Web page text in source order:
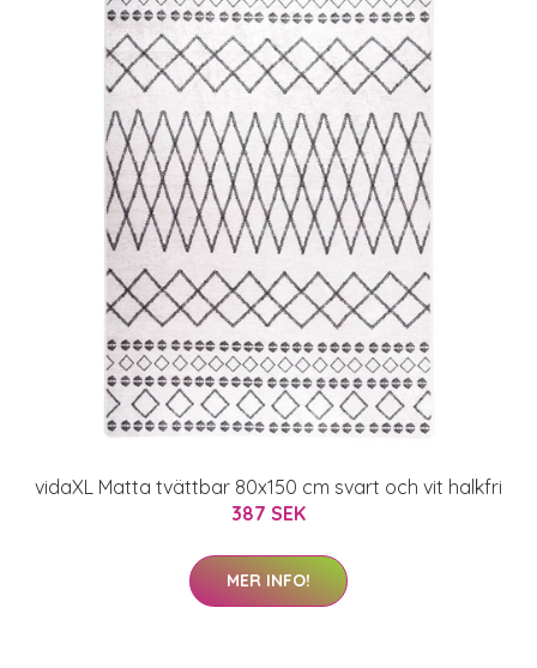
vidaXL Matta tvättbar 80x150 cm svart och vit halkfri
387 SEK
MER INFO!